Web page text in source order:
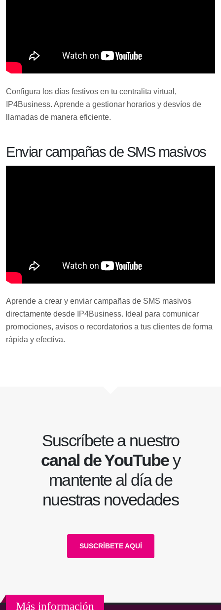
Configura los días festivos en tu centralita virtual,
IP4Business. Aprende a gestionar horarios y desvíos de
llamadas de manera eficiente.
Enviar campañas de SMS masivos
Aprende a crear y enviar campañas de SMS masivos
directamente desde IP4Business. Ideal para comunicar
promociones, avisos o recordatorios a tus clientes de forma
rápida y efectiva.
Suscríbete a nuestro
canal de YouTubey
mantente al día de
nuestras novedades
SUSCRÍBETE AQUÍ
Más información